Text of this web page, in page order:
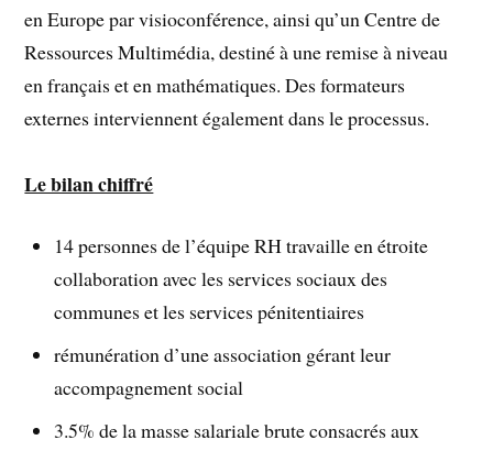
en Europe par visioconférence, ainsi qu’un Centre de
Ressources Multimédia, destiné à une remise à niveau
en français et en mathématiques. Des formateurs
externes interviennent également dans le processus.
Le bilan chiffré
14 personnes de l’équipe RH travaille en étroite
collaboration avec les services sociaux des
communes et les services pénitentiaires
rémunération d’une association gérant leur
accompagnement social
3.5% de la masse salariale brute consacrés aux